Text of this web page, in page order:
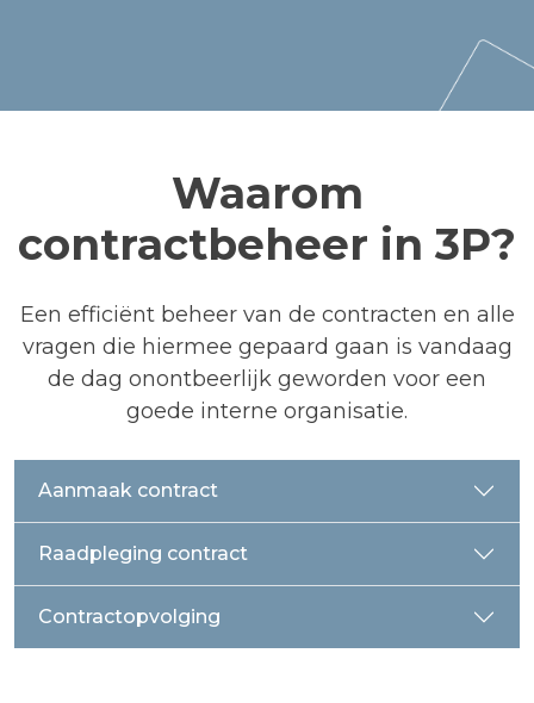
Waarom
contractbeheer in 3P?
Een efficiënt beheer van de contracten en alle
vragen die hiermee gepaard gaan is vandaag
de dag onontbeerlijk geworden voor een
goede interne organisatie.
Aanmaak contract
Raadpleging contract
Contractopvolging